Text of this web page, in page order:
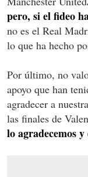
pero, si el fideo
no es el Real
lo que ha hecho
Por último, no
apoyo que han
agradecer a
las finales de
lo agradecemos